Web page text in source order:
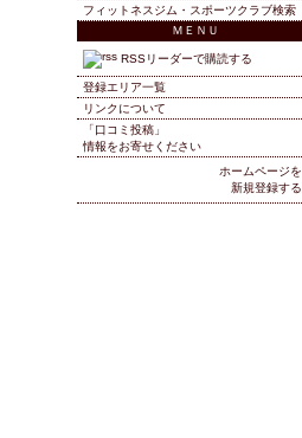
フィットネスジム・スポーツクラブ検索
ＭＥＮＵ
RSSリーダーで購読する
登録エリア一覧
リンクについて
「口コミ投稿」
情報をお寄せください
ホームページを
新規登録する